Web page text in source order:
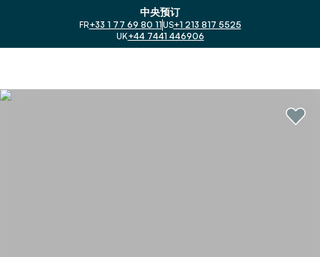
中央预订
FR+33 1 77 69 80 11US+1 213 817 5525
UK+44 7441 446906